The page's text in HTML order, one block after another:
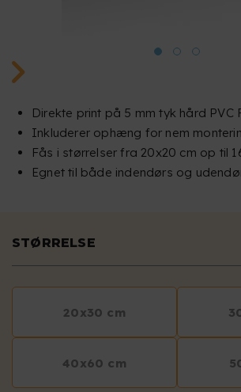
Direkte print på 5 mm tyk hård PVC
Inkluderer ophæng for nem
Fås i størrelser fra 20x20 cm op til
Egnet til både indendørs og
STØRRELSE
20x30 cm
40x60 cm